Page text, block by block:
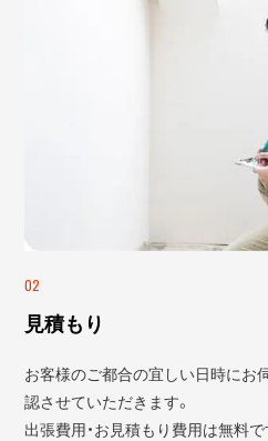
02
見積もり
お客様のご都合の宜しい日時にお
認させていただきます。
出張費用・お見積もり費用は無料